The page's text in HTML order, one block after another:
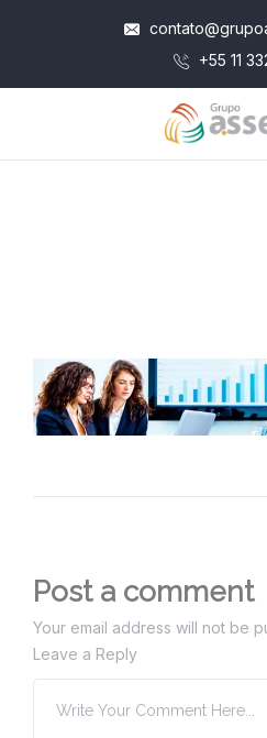
+55 11
Post a comment
Your email address will not be
Leave a Reply